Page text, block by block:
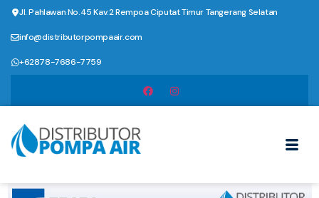
Jl. Pahlawan No.45 Kav.2 Rempoa Ciputat Timur Tangerang Selatan
info@distributorpompaair.com
+62878-7686-7759